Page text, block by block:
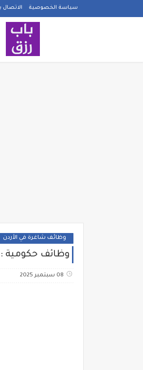
سياسة الخصوصية الاتصال
وظائف شاغرة في الأردن
وظائف حكومية :
08 سبتمبر 2025